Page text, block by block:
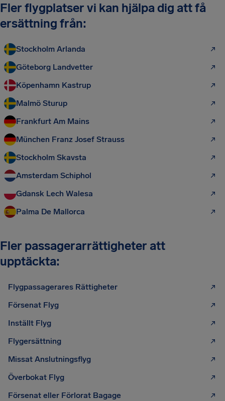
Fler flygplatser vi kan hjälpa dig att få
ersättning från:
Stockholm Arlanda
Göteborg Landvetter
Köpenhamn Kastrup
Malmö Sturup
Frankfurt Am Mains
München Franz Josef Strauss
Stockholm Skavsta
Amsterdam Schiphol
Gdansk Lech Walesa
Palma De Mallorca
Fler passagerarrättigheter att
upptäckta:
Flygpassagerares Rättigheter
Försenat Flyg
Inställt Flyg
Flygersättning
Missat Anslutningsflyg
Överbokat Flyg
Försenat eller Förlorat Bagage